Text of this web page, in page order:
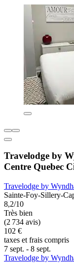
Travelodge by
Centre Quebec
Travelodge by
Sainte-Foy-Sillery-
8,2/10
Très bien
(2 734 avis)
102 €
taxes et frais compris
7 sept. - 8 sept.
Travelodge by